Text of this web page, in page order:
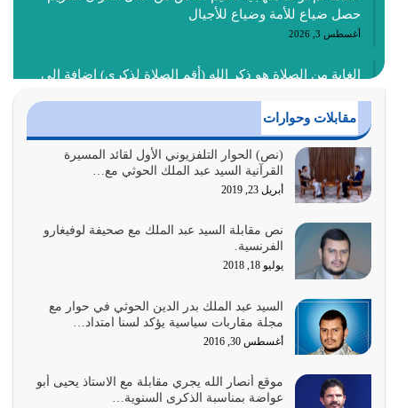
حصل ضياع للأمة وضياع للأجيال
أغسطس 3, 2026
الغاية من الصلاة هو ذكر الله (أقم الصلاة لذكري) إضافة إلى
أغسطس 2, 2026
السبب الرئيسي لشقاء الأمة الابتعاد عن كتاب الله والتعدي
لحدود الله بالإضافات للدين
أغسطس 1, 2026
أبرز أسباب الشقاء هو الإعراض عن ذكر الله وعن هدى الله
المتمثل في القرآن الكريم
يوليو 31, 2026
أولياء الشيطان كلما كانوا أكثر ولاءً وطاعة للشيطان كلما كانوا
أكثر ضعفاً
يوليو 30, 2026
وعد الله تعالى من يُقتل في سبيله بالحياة الأبدية والرزق
مقابلات وحوارات
(نص) الحوار التلفزيوني الأول لقائد المسيرة
القرآنية السيد عبد الملك الحوثي مع…
أبريل 23, 2019
نص مقابلة السيد عبد الملك مع صحيفة لوفيغارو
الفرنسية.
يوليو 18, 2018
السيد عبد الملك بدر الدين الحوثي في حوار مع
مجلة مقاربات سياسية يؤكد لسنا امتداد…
أغسطس 30, 2016
موقع أنصار الله يجري مقابلة مع الاستاذ يحيى أبو
عواضة بمناسبة الذكرى السنوية…